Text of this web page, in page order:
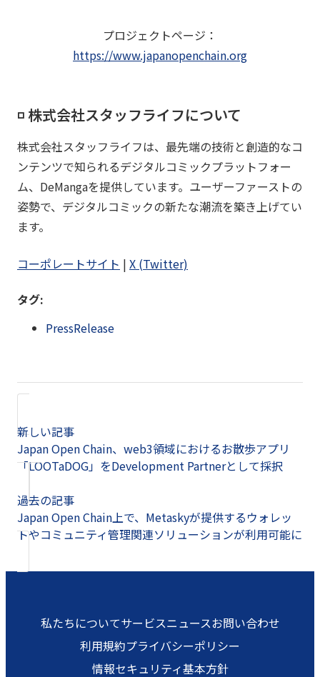
プロジェクトページ ：
https://www.japanopenchain.org
◽️ 株式会社スタッフライフについて
株式会社スタッフライフは、最先端の技術と創造的なコ
ンテンツで知られるデジタルコミックプラットフォー
ム、DeMangaを提供しています。ユーザーファーストの
姿勢で、デジタルコミックの新たな潮流を築き上げてい
ます。
コーポレートサイト | X (Twitter)
タグ:
PressRelease
新しい記事
Japan Open Chain、web3領域におけるお散歩アプリ
「LOOTaDOG」をDevelopment Partnerとして採択
過去の記事
Japan Open Chain上で、Metaskyが提供するウォレッ
トやコミュニティ管理関連ソリューションが利用可能に
私たちについてサービスニュースお問い合わせ
利用規約プライバシーポリシー
情報セキュリティ基本方針